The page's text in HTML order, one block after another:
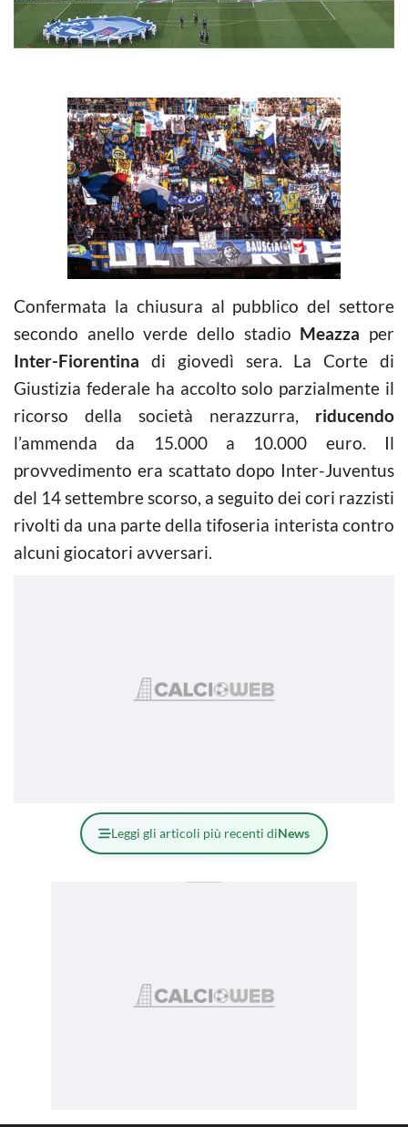
Confermata la chiusura al pubblico del settore
secondo anello verde dello stadio Meazza per
Inter-Fiorentina di giovedì sera. La Corte di
Giustizia federale ha accolto solo parzialmente il
ricorso della società nerazzurra, riducendo
l’ammenda da 15.000 a 10.000 euro. Il
provvedimento era scattato dopo Inter-Juventus
del 14 settembre scorso, a seguito dei cori razzisti
rivolti da una parte della tifoseria interista contro
alcuni giocatori avversari.
Leggi gli articoli più recenti diNews